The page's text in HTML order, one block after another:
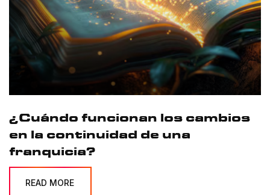
¿Cuándo funcionan los cambios
en la continuidad de una
franquicia?
READ MORE